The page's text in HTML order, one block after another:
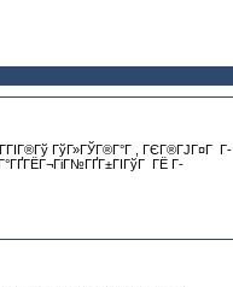
Г­ГІГ®Гў ГўГ»ГЎГ®Г°Г , ГЄГ®ГЈГ¤Г Г­
ГЁ Г­